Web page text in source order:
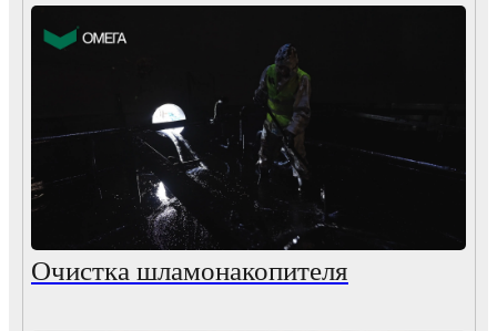
Очистка шламонакопителя